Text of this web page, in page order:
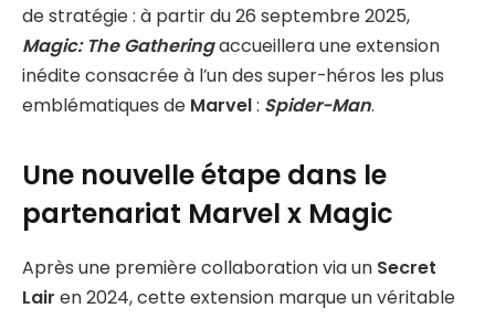
de stratégie : à partir du 26 septembre 2025,
Magic: The Gatheringaccueillera une extension
inédite consacrée à l’un des super-héros les plus
emblématiques de Marvel: Spider-Man.
Une nouvelle étape dans le
partenariat Marvel x Magic
Après une première collaboration via un Secret
Lair en 2024, cette extension marque un véritable